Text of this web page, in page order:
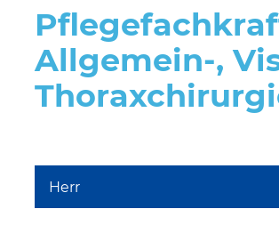
Allgemein-,